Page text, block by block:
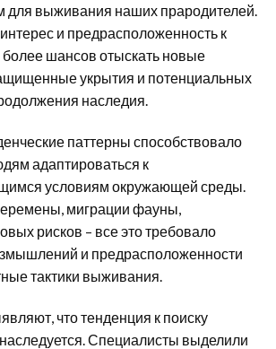
для выживания наших прародителей.
и предрасположенность к
более шансов отыскать новые
укрытия и потенциальных
наследия.
паттерны способствовало
адаптироваться к
условиям окружающей среды.
миграции фауны,
рисков – все это требовало
и предрасположенности
тактики выживания.
что тенденция к поиску
Специалисты выделили